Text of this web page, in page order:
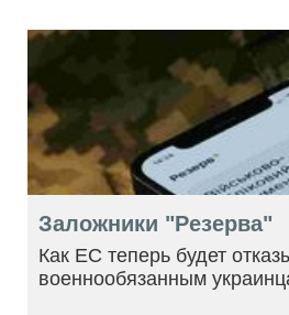
Заложники "Резерва"
Как ЕС теперь будет
военнообязанным